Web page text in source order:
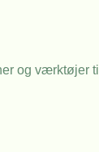
og værktøjer til